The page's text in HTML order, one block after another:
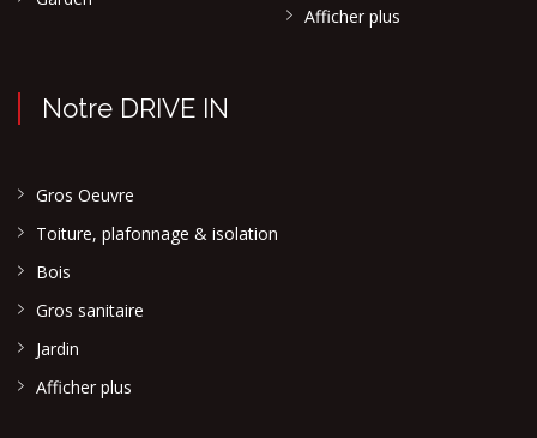
Afficher plus
Notre DRIVE IN
Gros Oeuvre
Toiture, plafonnage & isolation
Bois
Gros sanitaire
Jardin
Afficher plus